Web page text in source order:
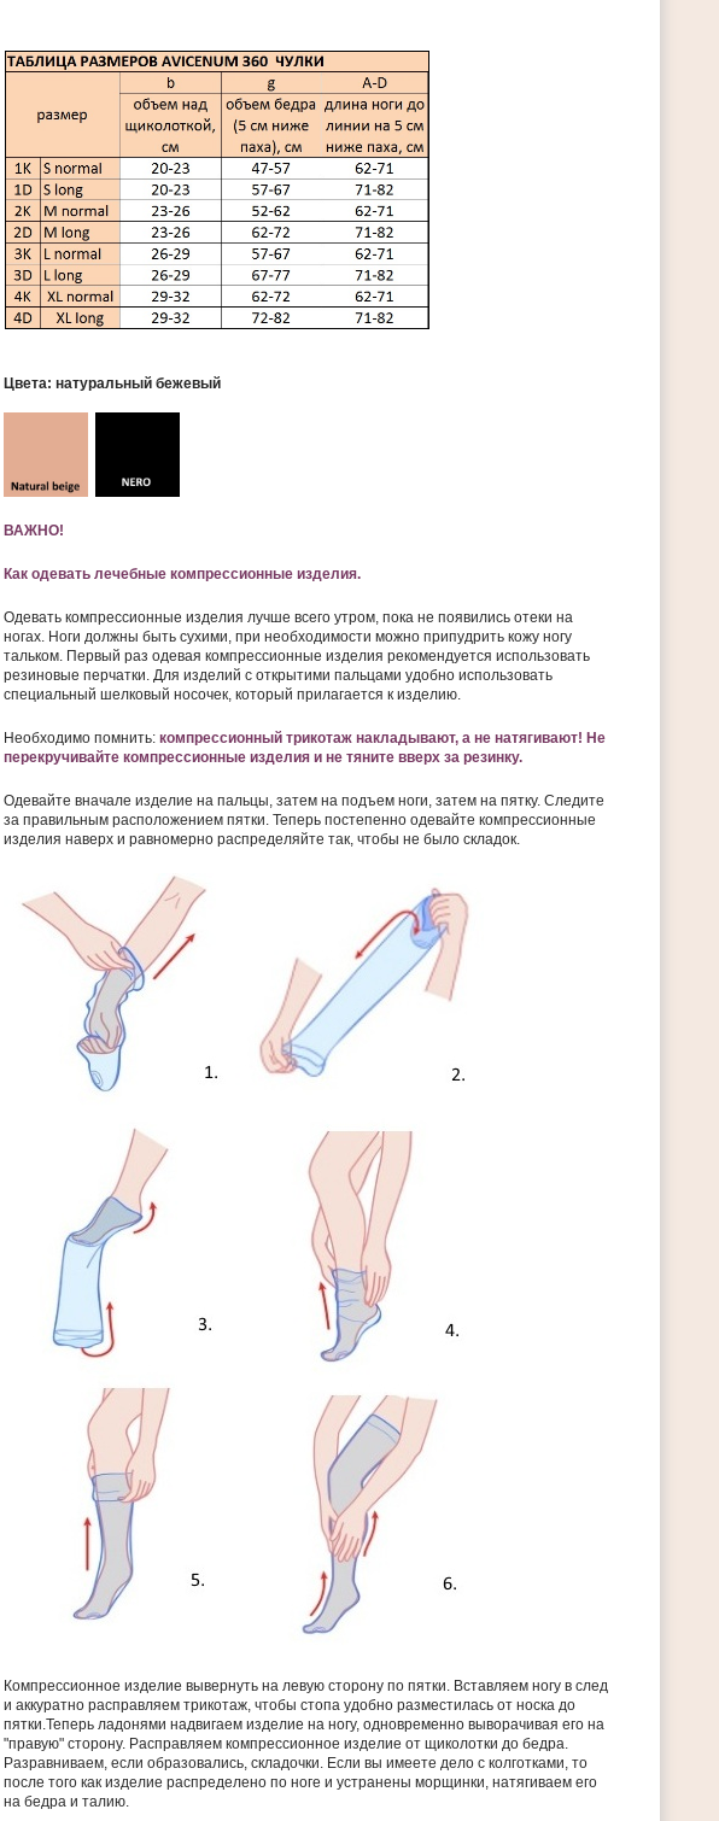
Цвета: натуральный бежевый
ВАЖНО!
Как одевать лечебные компрессионные изделия.
Одевать компрессионные изделия лучше всего утром, пока не появились отеки на
ногах. Ноги должны быть сухими, при необходимости можно припудрить кожу ногу
тальком. Первый раз одевая компрессионные изделия рекомендуется использовать
резиновые перчатки. Для изделий с открытими пальцами удобно использовать
специальный шелковый носочек, который прилагается к изделию.
Необходимо помнить: компрессионный трикотаж накладывают, а не натягивают! Не
перекручивайте компрессионные изделия и не тяните вверх за резинку.
Одевайте вначале изделие на пальцы, затем на подъем ноги, затем на пятку. Следите
за правильным расположением пятки. Теперь постепенно одевайте компрессионные
изделия наверх и равномерно распределяйте так, чтобы не было складок.
Компрессионное изделие вывернуть на левую сторону по пятки. Вставляем ногу в след
и аккуратно расправляем трикотаж, чтобы стопа удобно разместилась от носка до
пятки.Теперь ладонями надвигаем изделие на ногу, одновременно выворачивая его на
"правую" сторону. Расправляем компрессионное изделие от щиколотки до бедра.
Разравниваем, если образовались, складочки. Если вы имеете дело с колготками, то
после того как изделие распределено по ноге и устранены морщинки, натягиваем его
на бедра и талию.